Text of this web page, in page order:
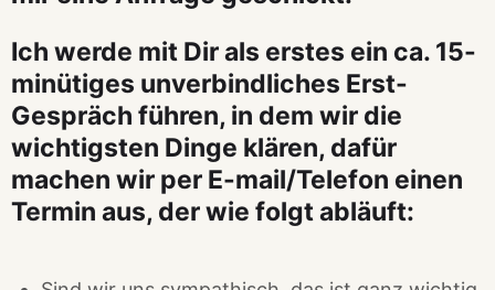
Ich werde mit Dir als erstes ein ca. 15-
minütiges unverbindliches Erst-
Gespräch führen, in dem wir die
wichtigsten Dinge klären, dafür
machen wir per E-mail/Telefon einen
Termin aus, der wie folgt abläuft: